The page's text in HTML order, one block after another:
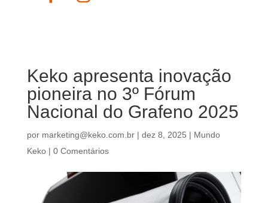
Keko apresenta inovação
pioneira no 3º Fórum
Nacional do Grafeno 2025
por marketing@keko.com.br| dez 8, 2025 | Mundo
Keko| 0 Comentários